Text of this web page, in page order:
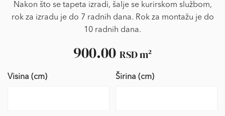
Nakon što se tapeta izradi, šalje se kurirskom službom,
rok za izradu je do 7 radnih dana. Rok za montažu je do
10 radnih dana.
900.00 RSDm²
Visina (cm) Širina (cm)